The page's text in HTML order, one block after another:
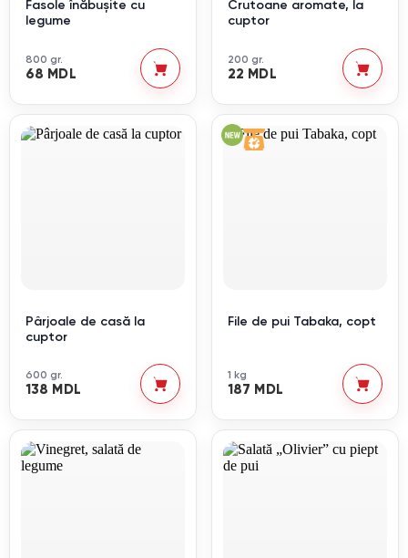
Fasole înăbușite cu
legume
800 gr.
68 MDL
Crutoane aromate, la
cuptor
200 gr.
22 MDL
Pârjoale de casă la
cuptor
600 gr.
138 MDL
File de pui Tabaka, copt
1 kg
187 MDL